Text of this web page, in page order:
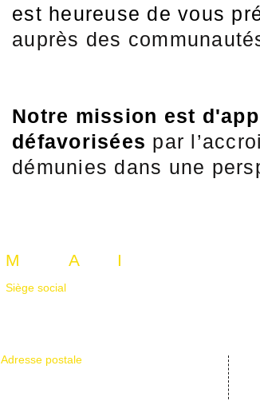
est heureuse de vous
auprès des
Notre mission est
défavorisées par
démunies dans une
M A I
Siège social
Adresse postale